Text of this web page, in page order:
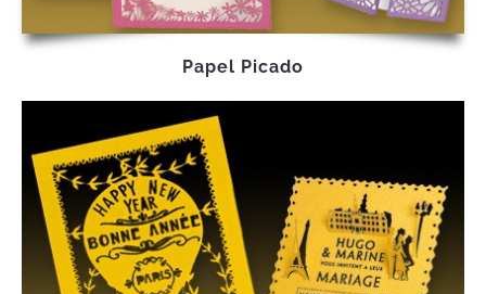
Papel Picado